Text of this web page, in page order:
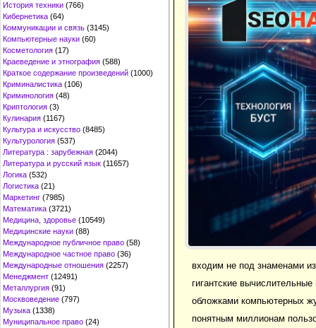
История техники (766)
Кибернетика (64)
Коммуникации и связь (3145)
Компьютерные науки (60)
Косметология (17)
Краеведение и этнография (588)
Краткое содержание произведений (1000)
Криминалистика (106)
Криминология (48)
Криптология (3)
Кулинария (1167)
Культура и искусство (8485)
Культурология (537)
Литература : зарубежная (2044)
Литература и русский язык (11657)
Логика (532)
Логистика (21)
Маркетинг (7985)
Математика (3721)
Медицина, здоровье (10549)
Медицинские науки (88)
Международное публичное право (58)
Международное частное право (36)
Международные отношения (2257)
Менеджмент (12491)
Металлургия (91)
Москвоведение (797)
Музыка (1338)
Муниципальное право (24)
входим не под знаменами
гигантские
обложками компьютерных
понятным миллионам